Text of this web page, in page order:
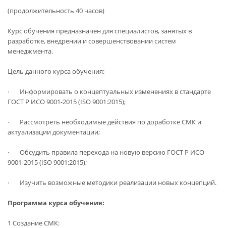
(продолжительность 40 часов)
Курс обучения предназначен для специалистов, занятых в
разработке, внедрении и совершенствовании систем
менеджмента.
Цель данного курса обучения:
· Информировать о концептуальных изменениях в стандарте
ГОСТ Р ИСО 9001-2015 (ISO 9001:2015);
· Рассмотреть необходимые действия по доработке СМК и
актуализации документации;
· Обсудить правила перехода на новую версию ГОСТ Р ИСО
9001-2015 (ISO 9001:2015);
· Изучить возможные методики реализации новых концепций.
Программа курса обучения:
1 Создание СМК: